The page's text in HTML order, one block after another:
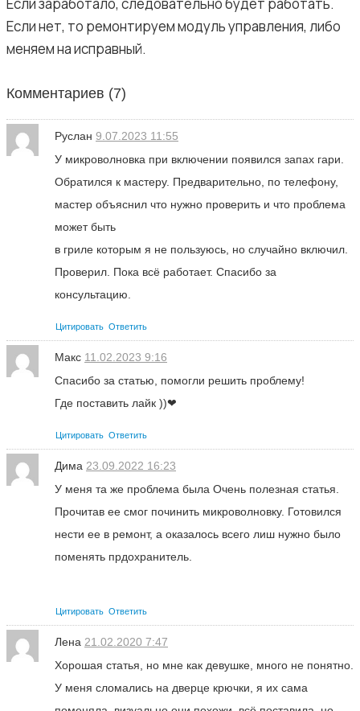
Если нет, то ремонтируем модуль управления, либо
меняем на исправный.
Комментариев (7)
Руслан 9.07.2023 11:55
У микроволновка при включении появился запах гари.
Обратился к мастеру. Предварительно, по телефону,
мастер объяснил что нужно проверить и что проблема
может быть
в гриле которым я не пользуюсь, но случайно включил.
Проверил. Пока всё работает. Спасибо за
консультацию.
Цитировать Ответить
Макс 11.02.2023 9:16
Спасибо за статью, помогли решить проблему!
Где поставить лайк ))❤
Цитировать Ответить
Дима 23.09.2022 16:23
У меня та же проблема была Очень полезная статья.
Прочитав ее смог починить микроволновку. Готовился
нести ее в ремонт, а оказалось всего лиш нужно было
поменять прдохранитель.
Цитировать Ответить
Лена 21.02.2020 7:47
Хорошая статья, но мне как девушке, много не понятно.
У меня сломались на дверце крючки, я их сама